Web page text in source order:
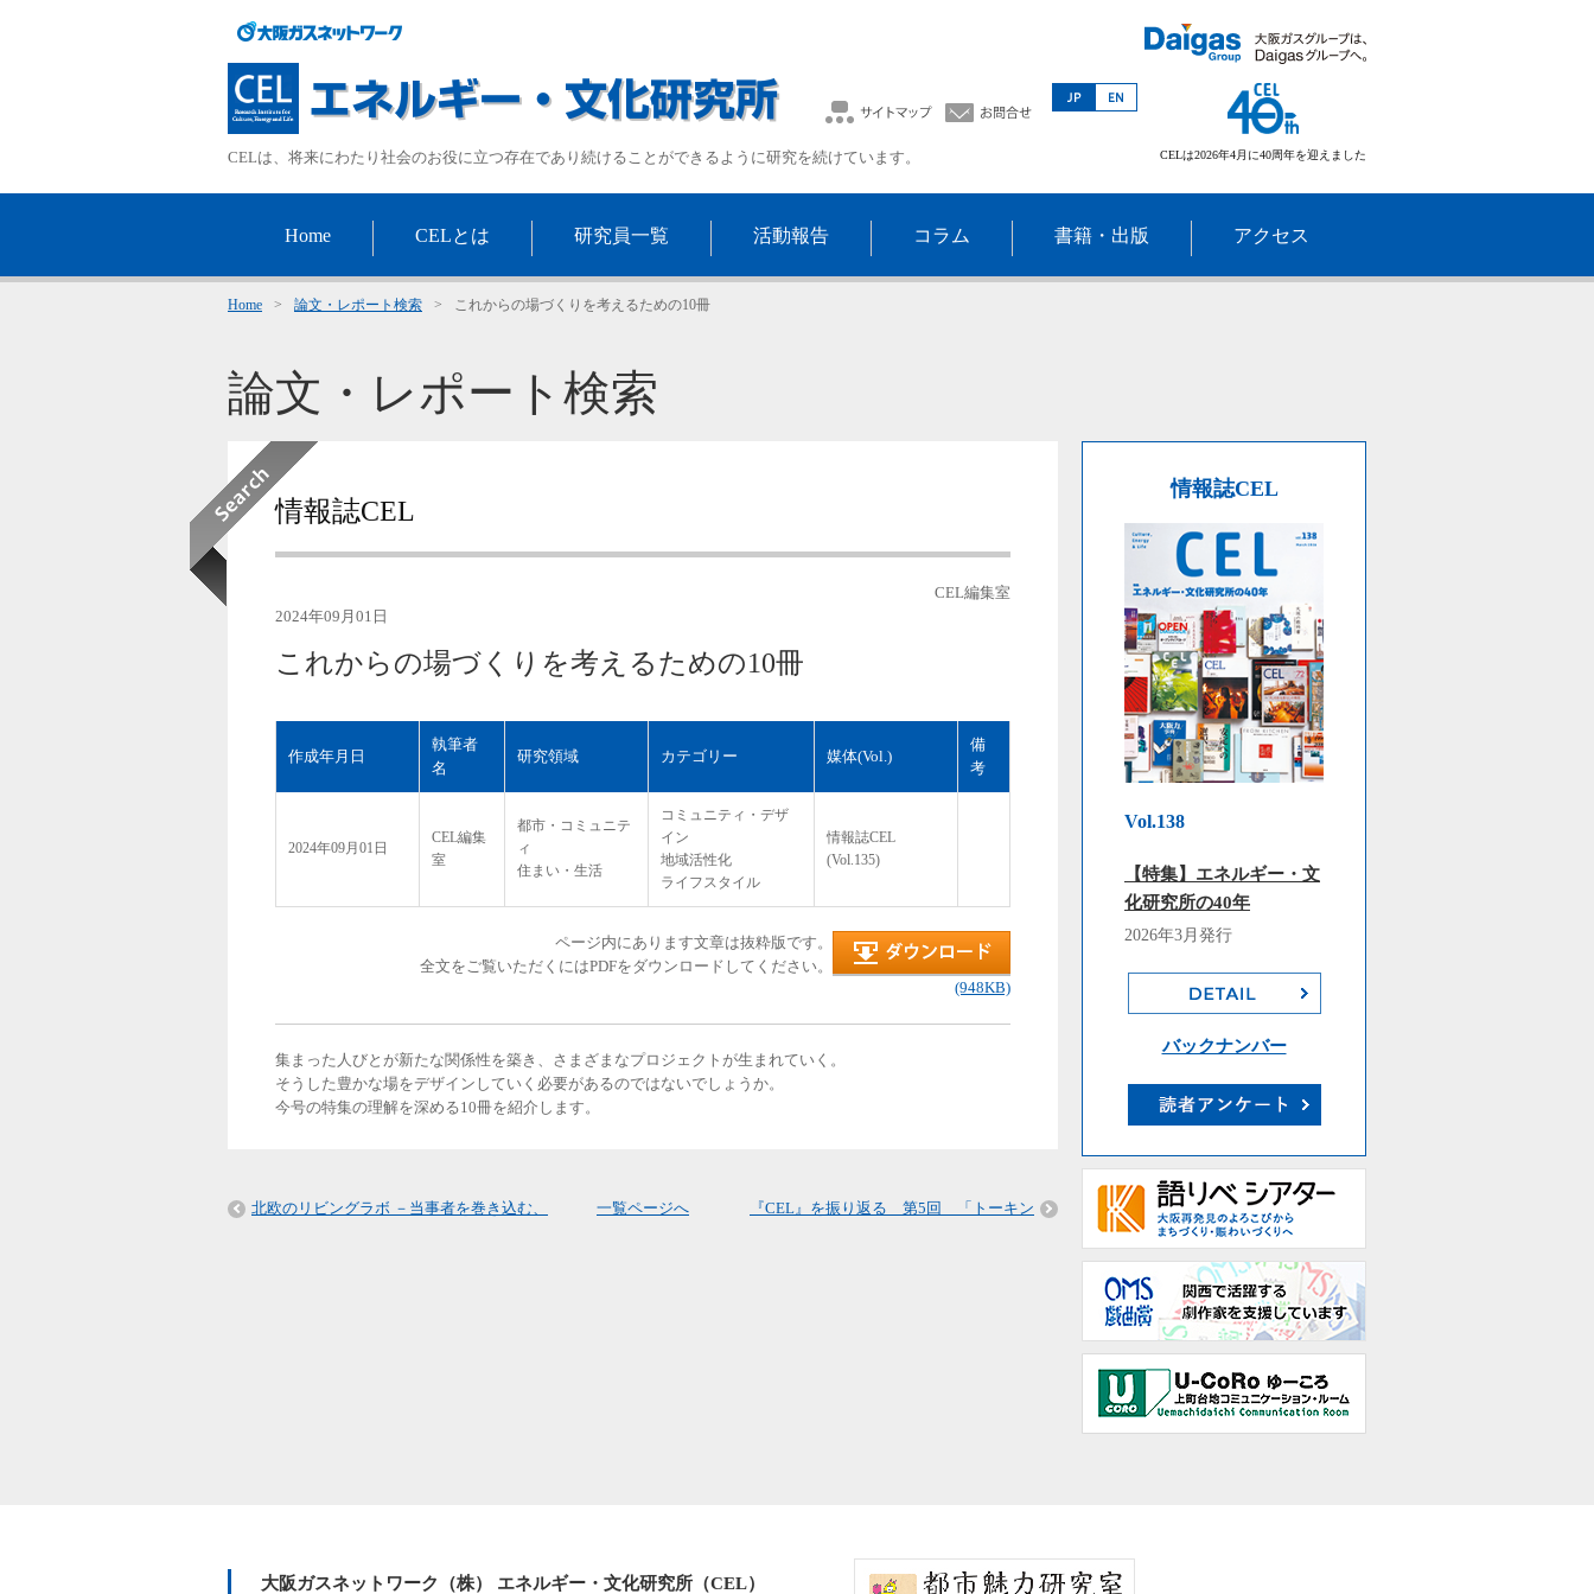
CELは、将来にわたり社会のお役に立つ存在であり続けることができるように研究を続けています。 CELは2026年4月に40周年を迎えました
Home CELとは 研究員一覧 活動報告 コラム 書籍・出版 アクセス
Home > 論文・レポート検索 > これからの場づくりを考えるための10冊
論文・レポート検索
情報誌CEL
CEL編集室
2024年09月01日
これからの場づくりを考えるための10冊
作成年月日
執筆者
名
研究領域 カテゴリー 媒体(Vol.)
備
考
2024年09月01日
CEL編集
室
都市・コミュニテ
ィ
住まい・生活
コミュニティ・デザ
イン
地域活性化
ライフスタイル
情報誌CEL
(Vol.135)
ページ内にあります文章は抜粋版です。
全文をご覧いただくにはPDFをダウンロードしてください。
(948KB)
集まった人びとが新たな関係性を築き、さまざまなプロジェクトが生まれていく。
そうした豊かな場をデザインしていく必要があるのではないでしょうか。
今号の特集の理解を深める10冊を紹介します。
北欧のリビングラボ －当事者を巻き込む、 一覧ページへ 『CEL』を振り返る 第5回 「トーキン
情報誌CEL
Vol.138
【特集】エネルギー・文
化研究所の40年
2026年3月発行
バックナンバー
大阪ガスネットワーク（株） エネルギー・文化研究所（CEL）